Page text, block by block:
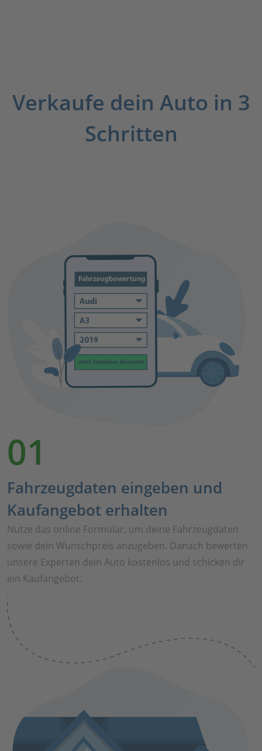
Verkaufe dein Auto in 3
Schritten
01
Fahrzeugdaten eingeben und
Kaufangebot erhalten
Nutze das online Formular, um deine Fahrzeugdaten
sowie dein Wunschpreis anzugeben. Danach bewerten
unsere Experten dein Auto kostenlos und schicken dir
ein Kaufangebot.